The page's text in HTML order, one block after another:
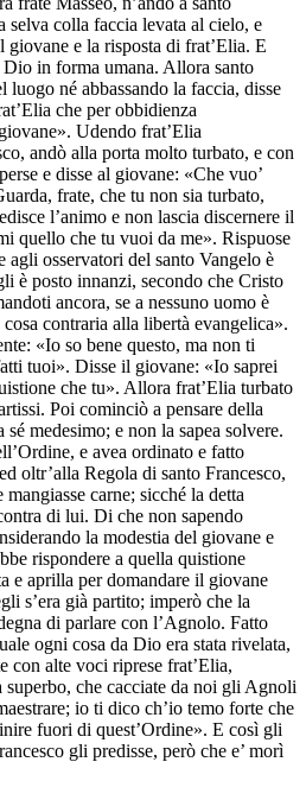
selva colla faccia levata al cielo, e
giovane e la risposta di frat’Elia. E
in forma umana. Allora santo
luogo né abbassando la faccia, disse
che per obbidienza
Udendo frat’Elia
andò alla porta molto turbato, e con
e disse al giovane: «Che vuo’
frate, che tu non sia turbato,
l’animo e non lascia discernere il
quello che tu vuoi da me». Rispuose
osservatori del santo Vangelo è
è posto innanzi, secondo che Cristo
ancora, se a nessuno uomo è
contraria alla libertà evangelica».
«Io so bene questo, ma non ti
tuoi». Disse il giovane: «Io saprei
che tu». Allora frat’Elia turbato
Poi cominciò a pensare della
medesimo; e non la sapea solvere.
e avea ordinato e fatto
oltr’alla Regola di santo Francesco,
carne; sicché la detta
di lui. Di che non sapendo
la modestia del giovane e
rispondere a quella quistione
e aprilla per domandare il giovane
s’era già partito; imperò che la
di parlare con l’Agnolo. Fatto
ogni cosa da Dio era stata rivelata,
con alte voci riprese frat’Elia,
che cacciate da noi gli Agnoli
io ti dico ch’io temo forte che
fuori di quest’Ordine». E così gli
gli predisse, però che e’ morì